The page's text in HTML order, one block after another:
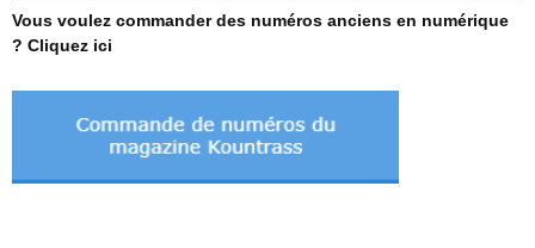
Vous voulez commander des numéros anciens en numérique
? Cliquez ici